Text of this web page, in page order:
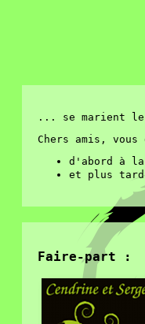
... se marient
Chers amis,
d'abord à la
et plus tard
Faire-part :